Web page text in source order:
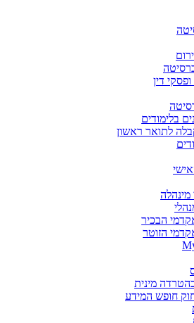
דין
בלימודים
לתואר ראשון
מינהלה
הבכיר
הזוטר
מינית
חופש המידע